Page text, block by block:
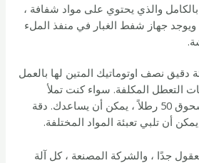
بالكامل والذي يحتوي على مواد شفافة ،
ويوجد جهاز شفط الغبار في منفذ الملء
دقيق نصف اوتوماتيك المتين لها بالعمل
التعطل المكلفة. سواء كنت تملأ
مسحوق 100 مجم أو مسحوق 50 رطلاً ، يمكن أن يساعدك. دقة
جدًا ، والشركة المصنعة ، كل آلة